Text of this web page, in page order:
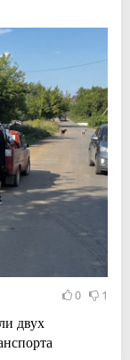
0 1
двух